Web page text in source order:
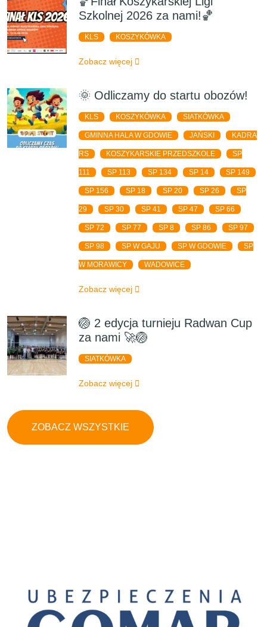
Szkolnej 2026 za nami!🏀
KLS KOSZYKÓWKA
Zobacz więcej
🌞 Odliczamy do startu obozów!
KLS KOSZYKÓWKA SIATKÓWKA
GMINNA HALA W GDOWIE JAŃSKI KADRA
RS KOSZYKARSKIE PRZEDSZKOLE SP
111 SP 113 SP 134 SP 14 SP 149
SP 156 SP 18 SP 20 SP 26 SP
29 SP 30 SP 41 SP 47 SP 66
SP 72 SP 77 SP 8 SP 86 SP 97
SP 98 SP W GAJU SP W GDOWIE SP
W MORAWICY WADOWICE
Zobacz więcej
🏐 2 edycja turnieju Radwan Cup
za nami 🚀🏐
SIATKÓWKA
Zobacz więcej
ZOBACZ WSZYSTKIE